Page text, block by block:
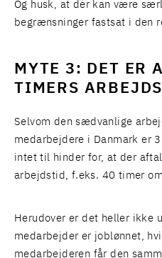
Og husk, at der kan være
begrænsninger fastsat i den
MYTE 3: DET ER
TIMERS
Selvom den sædvanlige
medarbejdere i Danmark er
intet til hinder for, at der
arbejdstid, f.eks. 40 timer
Herudover er det heller ikke
medarbejder er joblønnet,
medarbejderen får den